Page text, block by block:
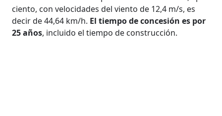
ciento, con velocidades del viento de 12,4 m/s, es
decir de 44,64 km/h. El tiempo de concesión es por
25 años, incluido el tiempo de construcción.